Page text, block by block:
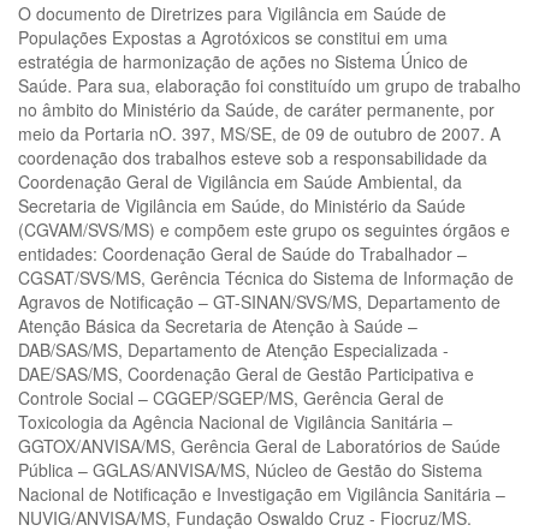
O documento de Diretrizes para Vigilância em Saúde de
Populações Expostas a Agrotóxicos se constitui em uma
estratégia de harmonização de ações no Sistema Único de
Saúde. Para sua, elaboração foi constituído um grupo de trabalho
no âmbito do Ministério da Saúde, de caráter permanente, por
meio da Portaria nO. 397, MS/SE, de 09 de outubro de 2007. A
coordenação dos trabalhos esteve sob a responsabilidade da
Coordenação Geral de Vigilância em Saúde Ambiental, da
Secretaria de Vigilância em Saúde, do Ministério da Saúde
(CGVAM/SVS/MS) e compõem este grupo os seguintes órgãos e
entidades: Coordenação Geral de Saúde do Trabalhador –
CGSAT/SVS/MS, Gerência Técnica do Sistema de Informação de
Agravos de Notificação – GT-SINAN/SVS/MS, Departamento de
Atenção Básica da Secretaria de Atenção à Saúde –
DAB/SAS/MS, Departamento de Atenção Especializada -
DAE/SAS/MS, Coordenação Geral de Gestão Participativa e
Controle Social – CGGEP/SGEP/MS, Gerência Geral de
Toxicologia da Agência Nacional de Vigilância Sanitária –
GGTOX/ANVISA/MS, Gerência Geral de Laboratórios de Saúde
Pública – GGLAS/ANVISA/MS, Núcleo de Gestão do Sistema
Nacional de Notificação e Investigação em Vigilância Sanitária –
NUVIG/ANVISA/MS, Fundação Oswaldo Cruz - Fiocruz/MS.